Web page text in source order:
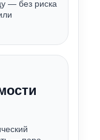
— без риска